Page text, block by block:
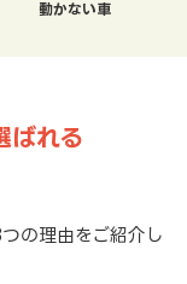
動かない車
ばれる
の理由をご紹介し